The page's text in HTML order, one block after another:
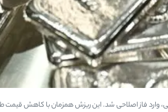
وارد فاز اصلاحی شد. این ریزش همزمان با کاهش قیمت